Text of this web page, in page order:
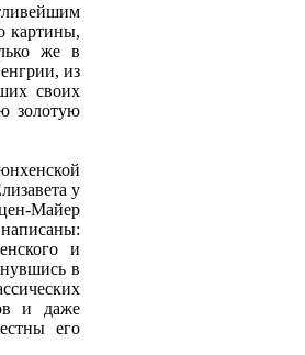
картины,
же в
из
своих
золотую
у
Майер
и
в
и даже
его